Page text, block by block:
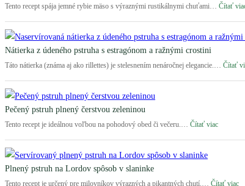
Tento recept spája jemné rybie mäso s výraznými rustikálnymi chuťami… Čítať
Nátierka z údeného pstruha s estragónom a ražnými crostini
Táto nátierka (známa aj ako rillettes) je stelesnením nenáročnej elegancie.… Čítať
Pečený pstruh plnený čerstvou zeleninou
Tento recept je ideálnou voľbou na pohodový obed či večeru.… Čítať viac:
zeleninou
Plnený pstruh na Lordov spôsob v slaninke
Tento recept je určený pre milovníkov výrazných a pikantných chutí.… Čítať viac: